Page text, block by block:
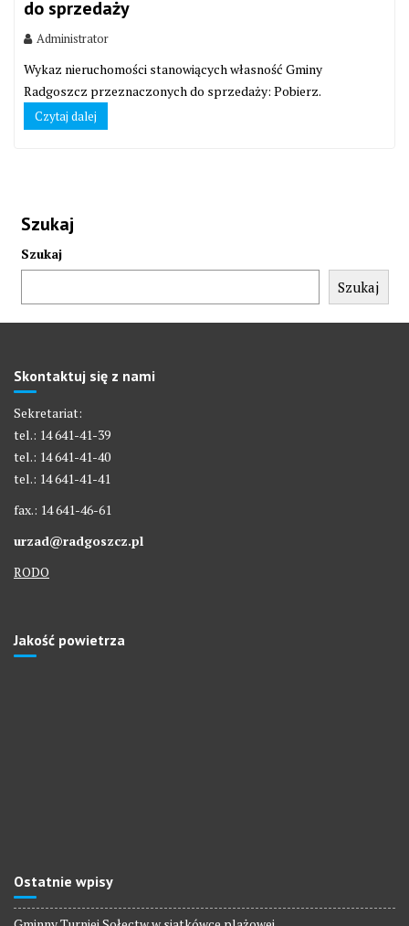
do sprzedaży
Administrator
Wykaz nieruchomości stanowiących własność Gminy
Radgoszcz przeznaczonych do sprzedaży: Pobierz.
Czytaj dalej
Szukaj
Szukaj
Szukaj
Skontaktuj się z nami
Sekretariat:
tel.: 14 641-41-39
tel.: 14 641-41-40
tel.: 14 641-41-41
fax.: 14 641-46-61
urzad@radgoszcz.pl
RODO
Jakość powietrza
Ostatnie wpisy